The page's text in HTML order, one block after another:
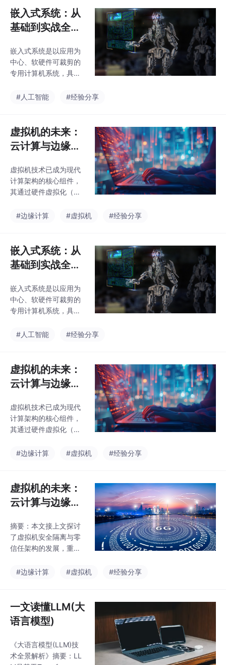
演进历程，从波形拼接
到现代神经网络合成；
探讨了语音识别的双模
方案；并分析了自然语
言处理的实现难点。同
时阐述了硬件创新方
和多模态交互融合。文
例，以及安全防护体系
构建。最后前瞻性
嵌入式系统：从
基础到实战全面
嵌入式系统是以应用为
中心、软硬件可裁剪的
专用计算机系统，具有
实时性要求高等特点。
件（Bootloader、RTO
S、驱动）组成，广泛
应用于消费电子、工业
握C/C++语言、硬件接
口（GPIO/UART/I2C/S
PI）操作及RTOS应
链进行开发调试。优化
#人工智能 #经验分享
虚拟机的未来：
云计算与边缘计
（一）
虚拟机技术已成为现代
计算架构的核心组件，
其通过硬件虚拟化（全/
虚拟化（容器）两种主
层。主流技术包括VMw
are Hyper-V和开源KV
M，广泛应用于企业私
合云环境。当前发展趋
势聚焦于：跨平台迁移
标准化（OCI/Kata）、
及边缘计算场景中的轻
#边缘计算 #虚拟机 #经验分享
嵌入式系统：从
基础到实战全面
嵌入式系统是以应用为
中心、软硬件可裁剪的
专用计算机系统，具有
实时性要求高等特点。
件（Bootloader、RTO
S、驱动）组成，广泛
应用于消费电子、工业
握C/C++语言、硬件接
口（GPIO/UART/I2C/S
PI）操作及RTOS应
链进行开发调试。优化
#人工智能 #经验分享
虚拟机的未来：
云计算与边缘计
（一）
虚拟机技术已成为现代
计算架构的核心组件，
其通过硬件虚拟化（全/
虚拟化（容器）两种主
层。主流技术包括VMw
are Hyper-V和开源KV
M，广泛应用于企业私
合云环境。当前发展趋
势聚焦于：跨平台迁移
标准化（OCI/Kata）、
及边缘计算场景中的轻
#边缘计算 #虚拟机 #经验分享
虚拟机的未来：
云计算与边缘计
（二）
摘要：本文接上文探讨
了虚拟机安全隔离与零
信任架构的发展，重点
的演进方向，包括机密
离技术（如Intel SGX、
AMD SEV）。在零信任
模型中，虚拟机安全通
负载隔离技术实现。典
型应用场景涵盖金融科
#边缘计算 #虚拟机 #经验分享
一文读懂LLM(大
语言模型)
《大语言模型(LLM)技
术全景解析》摘要：LL